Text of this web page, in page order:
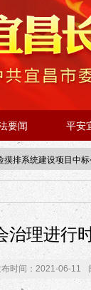
要闻 平安
摸排系统建设项目中
入校工作提醒
治理进行
布时间：2021-06-11